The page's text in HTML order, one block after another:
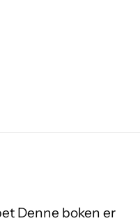
Denne boken er